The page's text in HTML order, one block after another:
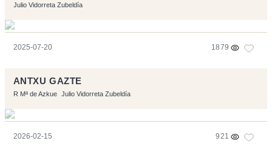
Julio Vidorreta Zubeldía
2025-07-20 1879
ANTXU GAZTE
R Mª de Azkue Julio Vidorreta Zubeldía
2026-02-15 921